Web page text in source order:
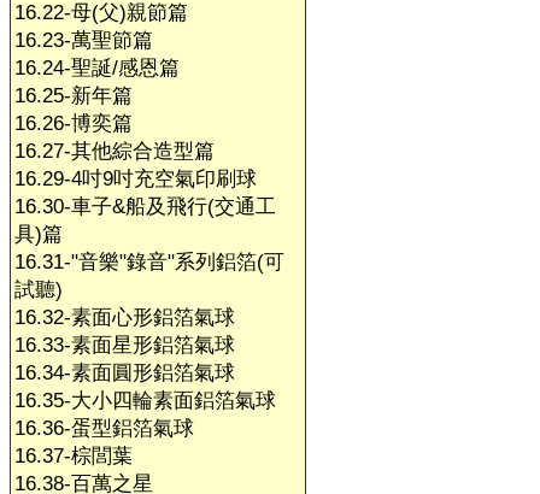
16.22-母(父)親節篇
16.23-萬聖節篇
16.24-聖誕/感恩篇
16.25-新年篇
16.26-博奕篇
16.27-其他綜合造型篇
16.29-4吋9吋充空氣印刷球
16.30-車子&船及飛行(交通工
具)篇
16.31-"音樂"錄音"系列鋁箔(可
試聽)
16.32-素面心形鋁箔氣球
16.33-素面星形鋁箔氣球
16.34-素面圓形鋁箔氣球
16.35-大小四輪素面鋁箔氣球
16.36-蛋型鋁箔氣球
16.37-棕閭葉
16.38-百萬之星